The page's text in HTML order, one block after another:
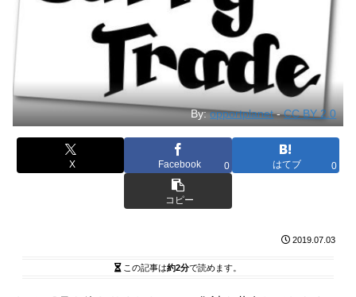
By:opportplanet-CC BY 2.0
X Facebook 0 はてブ 0
コピー
2019.07.03
この記事は約2分で読めます。